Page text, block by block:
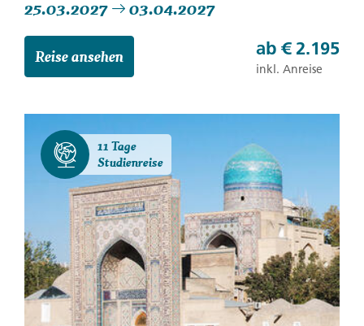
25.03.2027 03.04.2027
Reise ansehen ab € 2.195
inkl. Anreise
11 Tage
Studienreise